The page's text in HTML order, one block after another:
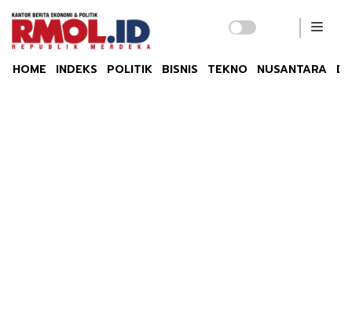
HOME INDEKS POLITIK BISNIS TEKNO NUSANTARA